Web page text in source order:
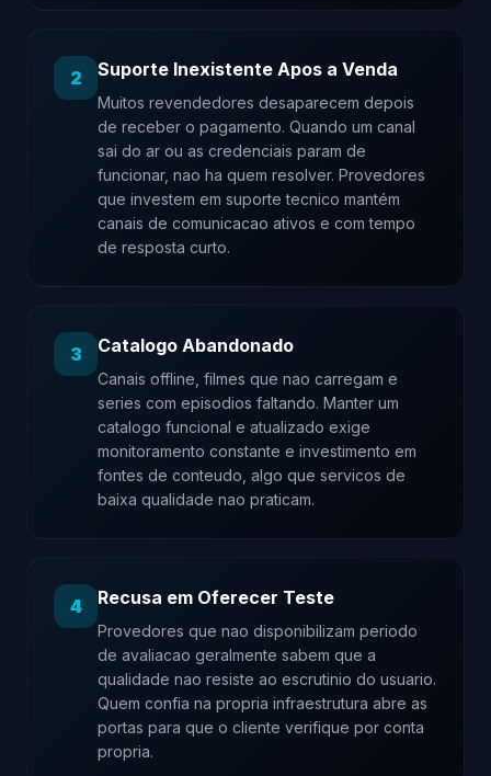
2 Suporte Inexistente Apos a Venda
Muitos revendedores desaparecem depois
de receber o pagamento. Quando um canal
sai do ar ou as credenciais param de
funcionar, nao ha quem resolver. Provedores
que investem em suporte tecnico mantém
canais de comunicacao ativos e com tempo
de resposta curto.
3 Catalogo Abandonado
Canais offline, filmes que nao carregam e
series com episodios faltando. Manter um
catalogo funcional e atualizado exige
monitoramento constante e investimento em
fontes de conteudo, algo que servicos de
baixa qualidade nao praticam.
4 Recusa em Oferecer Teste
Provedores que nao disponibilizam periodo
de avaliacao geralmente sabem que a
qualidade nao resiste ao escrutinio do usuario.
Quem confia na propria infraestrutura abre as
portas para que o cliente verifique por conta
propria.